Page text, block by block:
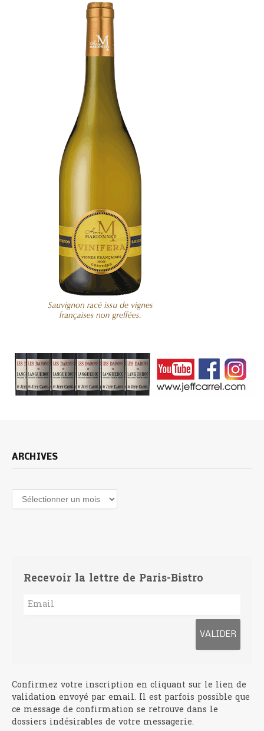
ARCHIVES
Archives
Recevoir la lettre de Paris-Bistro
Confirmez votre inscription en cliquant sur le lien de
validation envoyé par email. Il est parfois possible que
ce message de confirmation se retrouve dans le
dossiers indésirables de votre messagerie.